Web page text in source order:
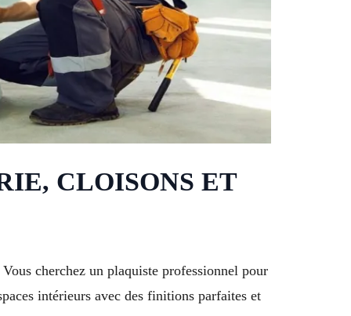
CLOISONS ET
cherchez un plaquiste professionnel pour
intérieurs avec des finitions parfaites et